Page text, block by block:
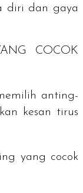
diri dan gaya
COCOK
anting-
kesan tirus
yang cocok